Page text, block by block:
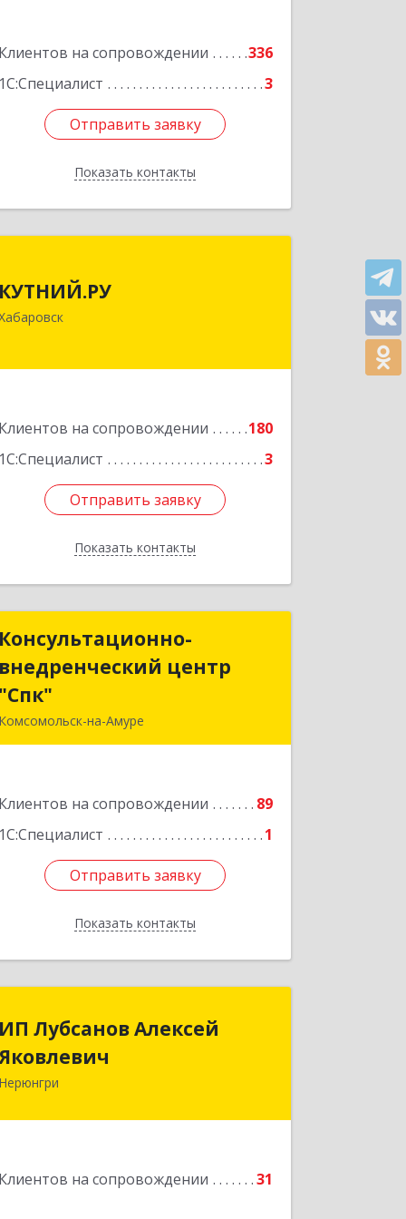
Клиентов на сопровождении
336
1С:Специалист
3
Отправить заявку
Показать контакты
Отправить заявку
Назад
КУТНИЙ.РУ
Клиентов на сопровождении
180
1С:Специалист
3
Отправить заявку
Показать контакты
г, Шевчука ул, дом № 42, оф.505
Подробнее
Отправить заявку
Назад
Консультационно-
внедренческий центр
"Спк"
Комсомольск-на-Амуре
Клиентов на сопровождении
89
1С:Специалист
1
Отправить заявку
Показать контакты
Консультационно-
внедренческий центр
Подробнее
Отправить заявку
Назад
ИП Лубсанов Алексей
Яковлевич
Нерюнгри
Клиентов на сопровождении 31
ИП Лубсанов Алексей
Яковлевич
Подробнее